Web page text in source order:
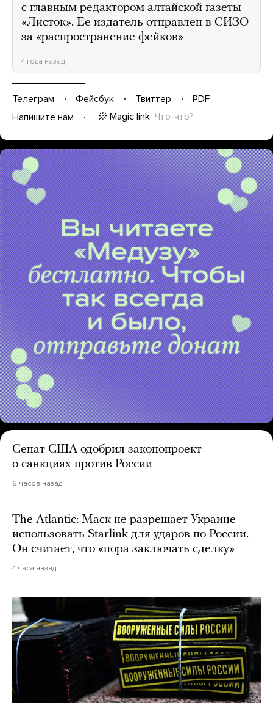
с главным редактором алтайской газеты
«Листок». Ее издатель отправлен в СИЗО
за «распространение фейков»
4 года назад
Телеграм Фейсбук Твиттер
PDF
Напишите нам
Magic link Что-что?
Сенат США одобрил законопроект
о санкциях против России
6 часов назад
The Atlantic: Маск не разрешает Украине
использовать Starlink для ударов по России.
Он считает, что «пора заключать сделку»
4 часа назад